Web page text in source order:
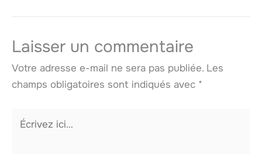
Laisser un commentaire
Votre adresse e-mail ne sera pas publiée. Les
champs obligatoires sont indiqués avec *
Écrivez
ici…